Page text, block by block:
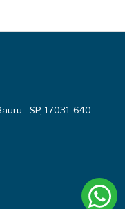
- SP, 17031-640